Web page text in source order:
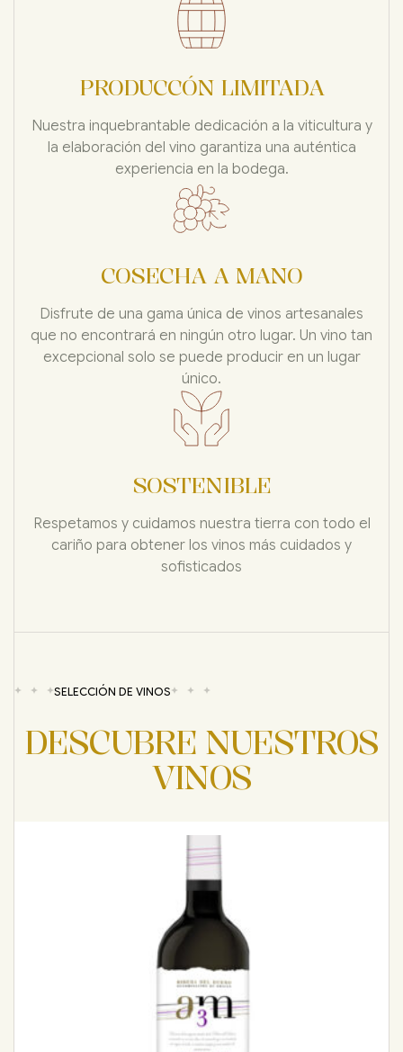
PRODUCCÓN LIMITADA
Nuestra inquebrantable dedicación a la viticultura y
la elaboración del vino garantiza una auténtica
experiencia en la bodega.
COSECHA A MANO
Disfrute de una gama única de vinos artesanales
que no encontrará en ningún otro lugar. Un vino tan
excepcional solo se puede producir en un lugar
único.
SOSTENIBLE
Respetamos y cuidamos nuestra tierra con todo el
cariño para obtener los vinos más cuidados y
sofisticados
SELECCIÓN DE VINOS
DESCUBRE NUESTROS
VINOS